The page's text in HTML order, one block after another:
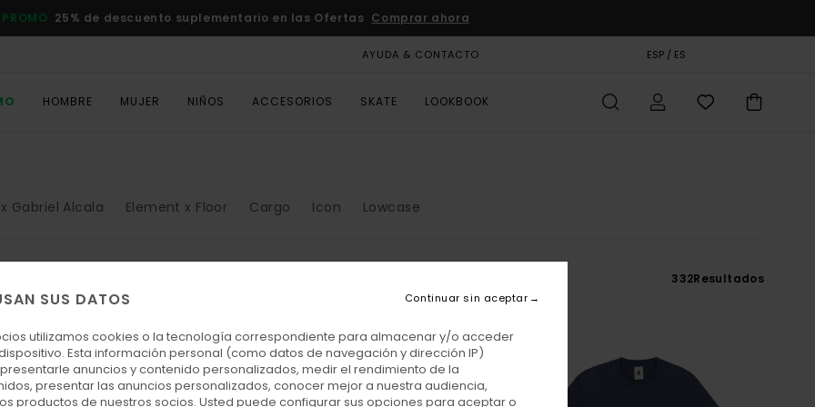
PROMO 25% de descuento suplementario en las Ofertas Comprar ahora
AYUDA & CONTACTO ESP / ES
HOMBRE MUJER NIÑOS ACCESORIOS SKATE LOOKBOOK
Gabriel Alcala Element x Floor Cargo Icon Lowcase
332Resultados
SUS DATOS
utilizamos cookies o la tecnología correspondiente para almacenar y/o acceder
Esta información personal (como datos de navegación y dirección IP)
anuncios y contenido personalizados, medir el rendimiento de la
presentar las anuncios personalizados, conocer mejor a nuestra audiencia,
productos de nuestros socios. Usted puede configurar sus opciones para aceptar o
Continuar sin aceptar